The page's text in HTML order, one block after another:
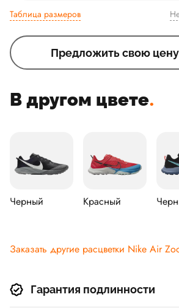
Таблица размеров
Предложить свою цену
В другом цвете.
Черный Красный
Заказать другие расцветки Nike Air
Гарантия подлинности